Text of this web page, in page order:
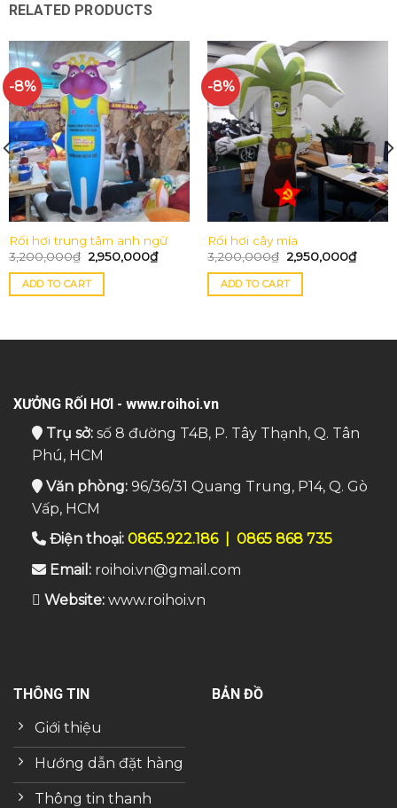
RELATED PRODUCTS
-8%
Rối hơi trung tâm anh ngữ
3,200,000₫ 2,950,000₫
ADD TO CART
-8%
Rối hơi cây mía
3,200,000₫ 2,950,000₫
ADD TO CART
XƯỞNG RỐI HƠI - www.roihoi.vn
Trụ sở:số 8 đường T4B, P. Tây Thạnh, Q. Tân
Phú, HCM
Văn phòng:96/36/31 Quang Trung, P14, Q. Gò
Vấp, HCM
Điện thoại: 0865.922.186| 0865 868 735
Email:roihoi.vn@gmail.com
Website: www.roihoi.vn
THÔNG TIN
Giới thiệu
Hướng dẫn đặt hàng
Thông tin thanh
BẢN ĐỒ